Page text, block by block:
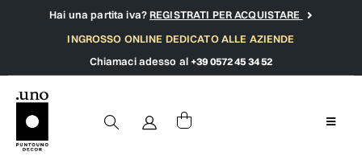
Hai una partita iva?REGISTRATI PER ACQUISTARE
INGROSSO ONLINE DEDICATO ALLE AZIENDE
Chiamaci adesso al +39 0572 45 34 52